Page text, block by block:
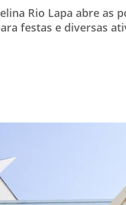
Rio Lapa abre as
festas e diversas